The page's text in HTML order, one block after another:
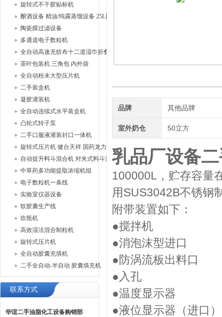
旋转式不干胶贴标机
酿酒设备 精油/纯露蒸馏设备 25L固液蒸馏器、
陶瓷膜过滤设备
多通道电子数粒机
全自动高速无纺布十二道湿巾折叠机
茶叶包装机 三角包 内外袋
全自动粉末大型压片机
二手装盒机
凝胶灌装机
全自动连续式水平装盒机
凸轮式转子泵
二手口服液灌装封口一体机
旋转式压片机 健台天祥 国药龙力
自动提升料斗混合机 对夹式料斗混合机
中草药多功能提取浓缩机组
电子数粒机一条线
实验室仪器设备
软胶囊生产线
吹瓶机
高效湿法混合制粒机
旋转式压片机
全自动胶囊充填机
二手全自动-半自动 胶囊填充机
联系方式
华谊二手油脂化工设备购销部
品牌 其他品牌
室外奶仓 50立方
乳品厂设备
100000L，贮存容量
用SUS3042B不锈钢
附带装置如下：
●搅拌机
●消泡沫型进口
●防涡流板出料口
●入孔
●温度显示器
●液位显示器（进口）